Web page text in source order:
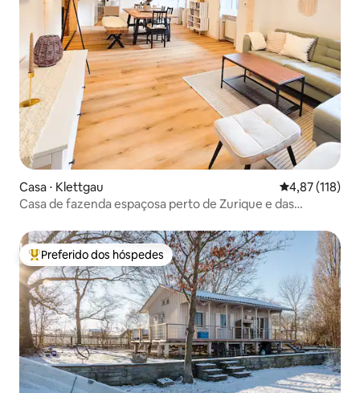
Casa ⋅ Klettgau 4,87 de uma
4,87 (118)
Casa de fazenda espaçosa perto de Zurique e das
Entre os melhores preferidos dos hóspedes
Preferido dos hóspedes